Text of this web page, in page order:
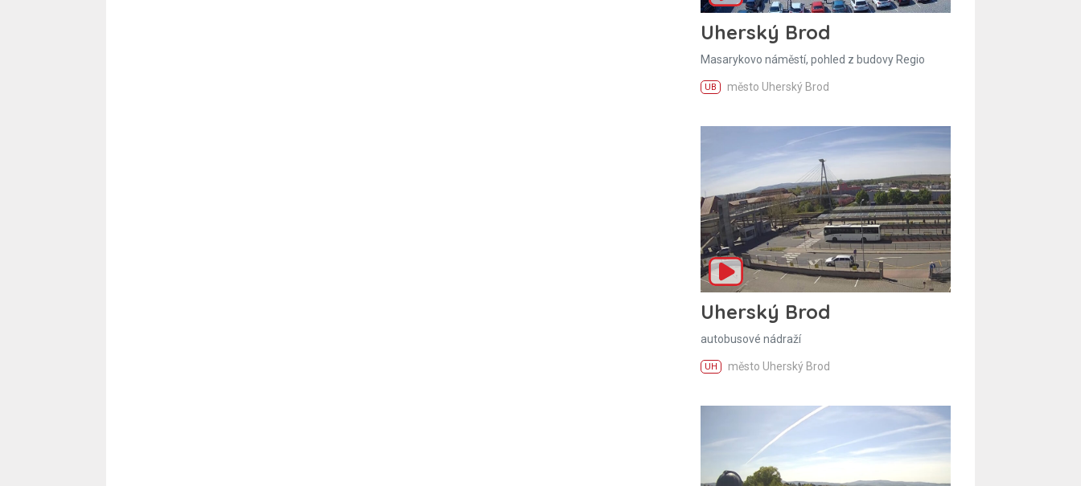
Uherský Brod
Masarykovo náměstí, pohled z budovy Regio
UB město Uherský Brod
Uherský Brod
autobusové nádraží
UH město Uherský Brod